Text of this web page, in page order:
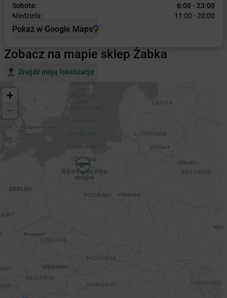
Sobota:
6:00 - 23:00
Niedziela:
11:00 - 20:00
Pokaż w Google Maps
Zobacz na mapie sklep Żabka
Znajdź moją lokalizację
+